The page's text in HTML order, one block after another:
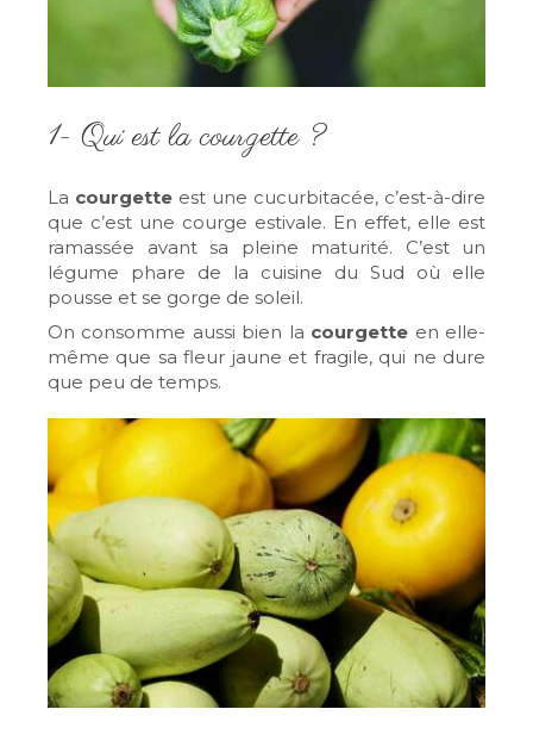
1- Qui est la courgette ?
La courgette est une cucurbitacée, c’est-à-dire
que c’est une courge estivale. En effet, elle est
ramassée avant sa pleine maturité. C’est un
légume phare de la cuisine du Sud où elle
pousse et se gorge de soleil.
On consomme aussi bien la courgette en elle-
même que sa fleur jaune et fragile, qui ne dure
que peu de temps.